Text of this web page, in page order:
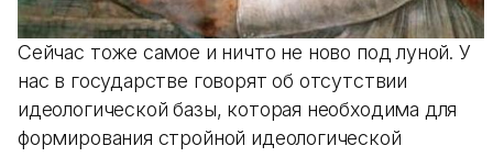
Сейчас тоже самое и ничто не ново под луной. У
нас в государстве говорят об отсутствии
идеологической базы, которая необходима для
формирования стройной идеологической